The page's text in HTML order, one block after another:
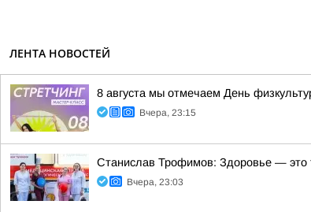
ЛЕНТА НОВОСТЕЙ
8 августа мы отмечаем День
Вчера, 23:15
Станислав Трофимов: Здоровье — это
Вчера, 23:03